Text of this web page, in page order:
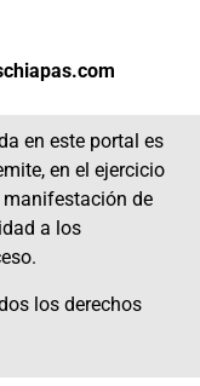
en este portal es
en el ejercicio
manifestación de
a los
los derechos